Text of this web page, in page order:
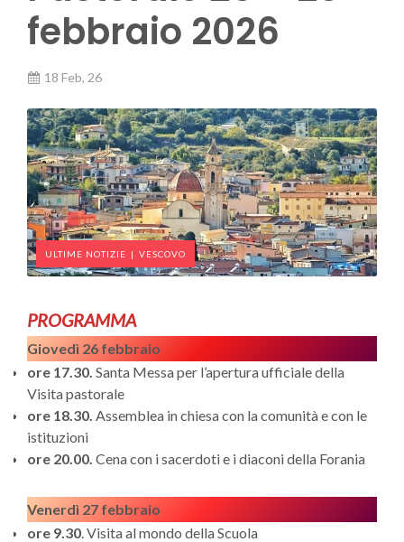
febbraio 2026
18 Feb, 26
ULTIME NOTIZIE | VESCOVO
PROGRAMMA
Giovedì 26 febbraio
ore 17.30. Santa Messa per l’apertura ufficiale della
Visita pastorale
ore 18.30. Assemblea in chiesa con la comunità e con le
istituzioni
ore 20.00. Cena con i sacerdoti e i diaconi della Forania
Venerdì 27 febbraio
ore 9.30 . Visita al mondo della Scuola